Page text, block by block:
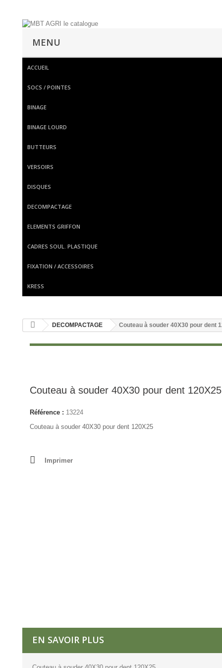
MENU
ACCUEIL
SOCS / POINTES
BINAGE
BINAGE LOURD
BUTTEURS
VERSOIRS
DISQUES
DECOMPACTAGE
ELEMENTS GRIFFON
CADRES SOUL. PLASTIQUE
FIXATION / ACCESSOIRES
KRESS
DECOMPACTAGE Couteau à souder 40X30 pour dent
Couteau à souder 40X30 pour dent 120X25
Référence : 13224
Couteau à souder 40X30 pour dent 120X25
Imprimer
EN SAVOIR PLUS